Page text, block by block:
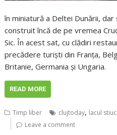
în miniatură a Deltei Dunării,
construit încă de pe vremea
Sic. În acest sat, cu clădiri
precădere turişti din Franţa,
Britanie, Germania şi Ungaria.
READ MORE
Timp liber clujtoday, lacul
Leave a comment